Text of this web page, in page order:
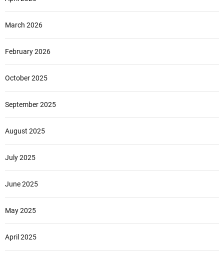
March 2026
February 2026
October 2025
September 2025
August 2025
July 2025
June 2025
May 2025
April 2025